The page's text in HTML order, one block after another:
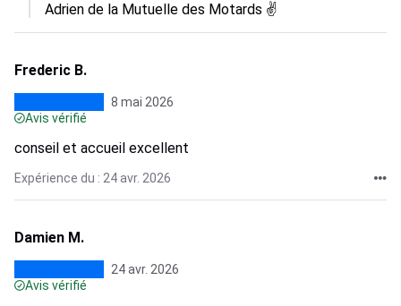
Adrien de la Mutuelle des Motards ✌️
Frederic B.
8 mai 2026
Avis vérifié
conseil et accueil excellent
Expérience du : 24 avr. 2026
Damien M.
24 avr. 2026
Avis vérifié